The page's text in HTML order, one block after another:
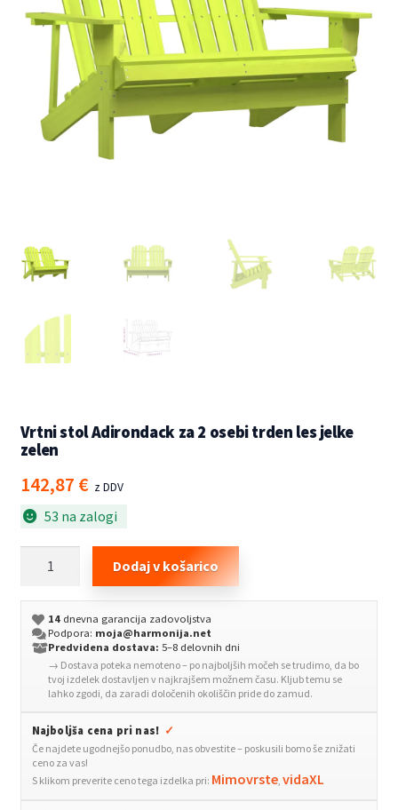
Vrtni stol Adirondack za 2 osebi trden les jelke
zelen
142,87 € z DDV
53 na zalogi
Adirondack
za
osebi
trden
jelke
zelen
količina
Dodaj v košarico
14dnevna garancija zadovoljstva
Podpora: moja@harmonija.net
Predvidena dostava: 5–8 delovnih dni
→ Dostava poteka nemoteno – po najboljših močeh se trudimo, da bo
tvoj izdelek dostavljen v najkrajšem možnem času. Kljub temu se
lahko zgodi, da zaradi določenih okoliščin pride do zamud.
Najboljša cena pri nas! ✓
Če najdete ugodnejšo ponudbo, nas obvestite – poskusili bomo še znižati
ceno za vas!
S klikom preverite ceno tega izdelka pri: Mimovrste, vidaXL